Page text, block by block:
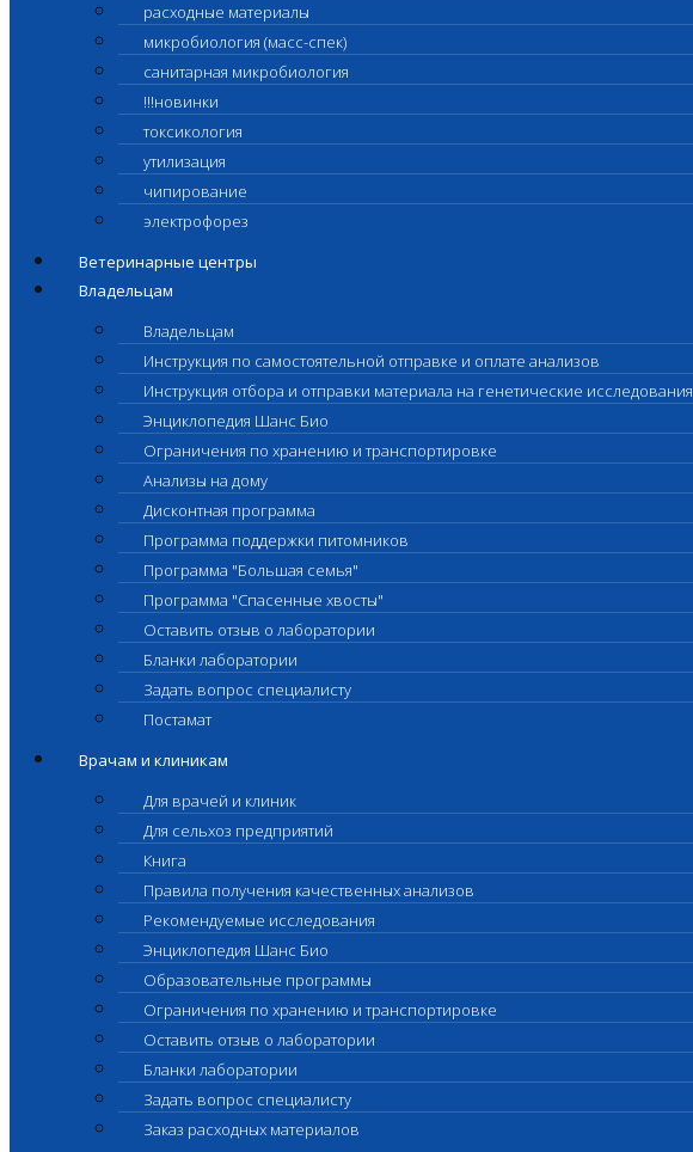
расходные материалы
микробиология (масс-спек)
санитарная микробиология
!!!новинки
токсикология
утилизация
чипирование
электрофорез
Ветеринарные центры
Владельцам
Владельцам
Инструкция по самостоятельной отправке и оплате анализов
Инструкция отбора и отправки материала на генетические исследования
Энциклопедия Шанс Био
Ограничения по хранению и транспортировке
Анализы на дому
Дисконтная программа
Программа поддержки питомников
Программа "Большая семья"
Программа "Спасенные хвосты"
Оставить отзыв о лаборатории
Бланки лаборатории
Задать вопрос специалисту
Постамат
Врачам и клиникам
Для врачей и клиник
Для сельхоз предприятий
Книга
Правила получения качественных анализов
Рекомендуемые исследования
Энциклопедия Шанс Био
Образовательные программы
Ограничения по хранению и транспортировке
Оставить отзыв о лаборатории
Бланки лаборатории
Задать вопрос специалисту
Заказ расходных материалов